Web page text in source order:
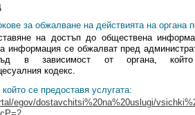
за обжалване на действията на органа
на достъп до обществена
информация се обжалват пред
съд в зависимост от органа,
кодекс.
се предоставя услугата:
egov/dostavchitsi%20na%20uslugi/